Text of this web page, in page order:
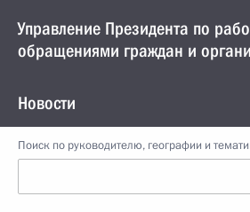
Управление Президента по
обращениями граждан и
Новости
Поиск по руководителю, географии и